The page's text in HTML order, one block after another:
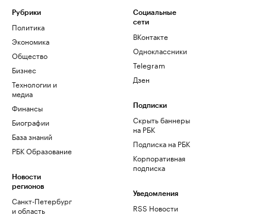
Рубрики
Политика
Экономика
Общество
Бизнес
Технологии и
медиа
Финансы
Биографии
База знаний
РБК Образование
Новости
регионов
Санкт-Петербург
и область
Социальные
сети
ВКонтакте
Одноклассники
Telegram
Дзен
Подписки
Скрыть баннеры
на РБК
Подписка на РБК
Корпоративная
подписка
Уведомления
RSS Новости